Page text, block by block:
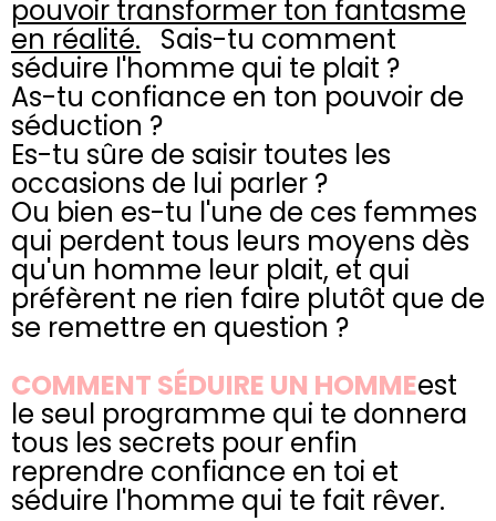
pouvoir transformer ton fantasme
en réalité. Sais-tu comment
séduire l'homme qui te plait ?
As-tu confiance en ton pouvoir de
séduction ?
Es-tu sûre de saisir toutes les
occasions de lui parler ?
Ou bien es-tu l'une de ces femmes
qui perdent tous leurs moyens dès
qu'un homme leur plait, et qui
préfèrent ne rien faire plutôt que de
se remettre en question ?
COMMENT SÉDUIRE UN HOMMEest
le seul programme qui te donnera
tous les secrets pour enfin
reprendre confiance en toi et
séduire l'homme qui te fait rêver.